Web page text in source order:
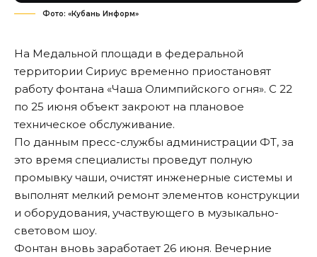
Фото: «Кубань Информ»
На Медальной площади в федеральной
территории Сириус временно приостановят
работу фонтана «Чаша Олимпийского огня». С 22
по 25 июня объект закроют на плановое
техническое обслуживание.
По данным пресс-службы администрации ФТ, за
это время специалисты проведут полную
промывку чаши, очистят инженерные системы и
выполнят мелкий ремонт элементов конструкции
и оборудования, участвующего в музыкально-
световом шоу.
Фонтан вновь заработает 26 июня. Вечерние